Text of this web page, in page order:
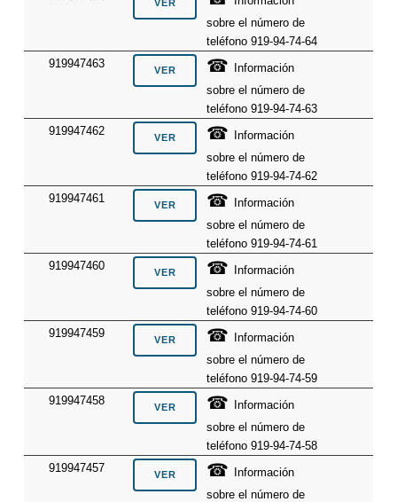
sobre el número de
teléfono 919-94-74-64
919947463
☎ Información
sobre el número de
teléfono 919-94-74-63
919947462
☎ Información
sobre el número de
teléfono 919-94-74-62
919947461
☎ Información
sobre el número de
teléfono 919-94-74-61
919947460
☎ Información
sobre el número de
teléfono 919-94-74-60
919947459
☎ Información
sobre el número de
teléfono 919-94-74-59
919947458
☎ Información
sobre el número de
teléfono 919-94-74-58
919947457
☎ Información
sobre el número de